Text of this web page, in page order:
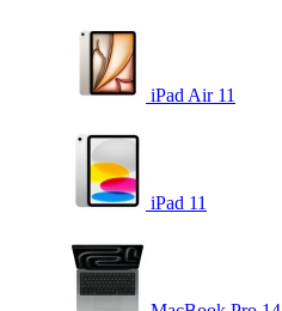
iPad Air 11
iPad 11